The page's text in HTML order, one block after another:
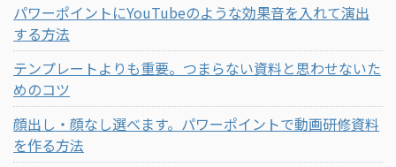
パワーポイントにYouTubeのような効果音を入れて演出
する方法
テンプレートよりも重要。つまらない資料と思わせないた
めのコツ
顔出し・顔なし選べます。パワーポイントで動画研修資料
を作る方法